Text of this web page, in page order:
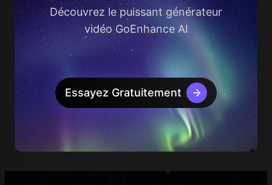
Découvrez le puissant générateur
vidéo GoEnhance AI
Essayez Gratuitement